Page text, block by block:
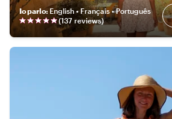
Io parlo: English • Français • Português
(137 reviews)